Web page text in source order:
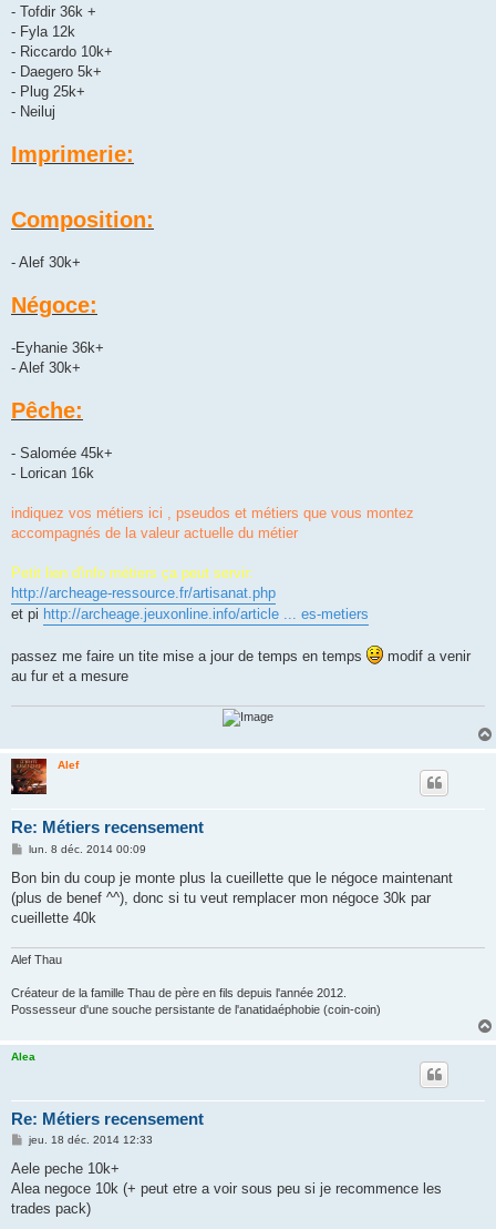
- Tofdir 36k +
- Fyla 12k
- Riccardo 10k+
- Daegero 5k+
- Plug 25k+
- Neiluj
Imprimerie:
Composition:
- Alef 30k+
Négoce:
-Eyhanie 36k+
- Alef 30k+
Pêche:
- Salomée 45k+
- Lorican 16k
indiquez vos métiers ici , pseudos et métiers que vous montez
accompagnés de la valeur actuelle du métier
Petit lien d'info métiers ça peut servir:
http://archeage-ressource.fr/artisanat.php
et pi http://archeage.jeuxonline.info/article ... es-metiers
passez me faire un tite mise a jour de temps en temps
modif a venir
au fur et a mesure
Alef
Re: Métiers recensement
M
s
a
g
lun. 8 déc. 2014 00:09
Bon bin du coup je monte plus la cueillette que le négoce maintenant
(plus de benef ^^), donc si tu veut remplacer mon négoce 30k par
cueillette 40k
Alef Thau
Créateur de la famille Thau de père en fils depuis l'année 2012.
Possesseur d'une souche persistante de l'anatidaéphobie (coin-coin)
Alea
Re: Métiers recensement
M
s
a
g
jeu. 18 déc. 2014 12:33
Aele peche 10k+
Alea negoce 10k (+ peut etre a voir sous peu si je recommence les
trades pack)